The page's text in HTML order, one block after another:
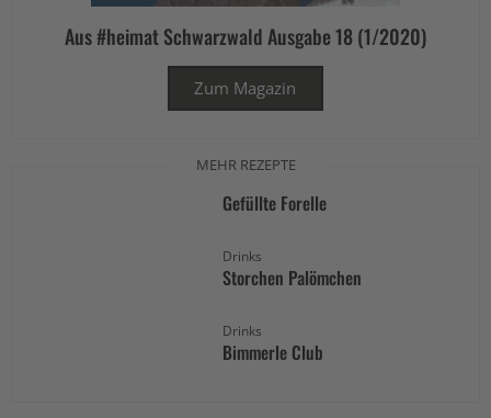
Aus #heimat Schwarzwald Ausgabe 18 (1/2020)
Zum Magazin
MEHR REZEPTE
Gefüllte Forelle
Drinks
Storchen Palömchen
Drinks
Bimmerle Club